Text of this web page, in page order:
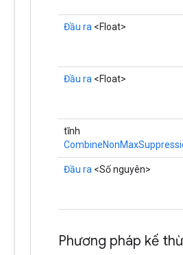
Đầu ra <Float>
Đầu ra <Float>
tĩnh
Đầu ra <Số nguyên>
Phương pháp kế